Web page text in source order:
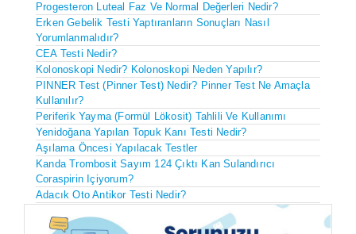
Progesteron Luteal Faz Ve Normal Değerleri Nedir?
Erken Gebelik Testi Yaptıranların Sonuçları Nasıl
Yorumlanmalıdır?
CEA Testi Nedir?
Kolonoskopi Nedir? Kolonoskopi Neden Yapılır?
PINNER Test (Pinner Test) Nedir? Pinner Test Ne Amaçla
Kullanılır?
Periferik Yayma (formül Lökosit) Tahlili Ve Kullanımı
Yenidoğana Yapılan Topuk Kanı Testi Nedir?
Aşılama Öncesi Yapılacak Testler
Kanda Trombosit Sayım 124 Çıktı Kan Sulandırıcı
Coraspirin Içiyorum?
Adacık Oto Antikor Testi Nedir?